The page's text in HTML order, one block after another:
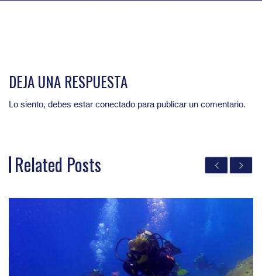
DEJA UNA RESPUESTA
Lo siento, debes estar conectado para publicar un comentario.
Related Posts